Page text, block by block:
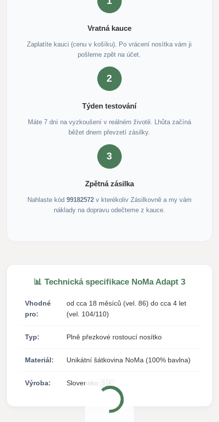
Vratná kauce
Zaplatíte kauci (cenu v košíku). Po vrácení nosítka vám ji
pošleme zpět na účet.
2
Týden testování
Máte 7 dní na vyzkoušení v reálném životě. Lhůta začíná
běžet dnem převzetí zásilky.
3
Zpětná zásilka
Nahlaste kód 99182572v kterékoliv Zásilkovně a my vám
náklady na dopravu odečteme z kauce.
📊 Technická specifikace NoMa Adapt 3
Vhodné
pro:
od cca 18 měsíců (vel. 86) do cca 4 let
(vel. 104/110)
Typ: Plně přezkové rostoucí nosítko
Materiál: Unikátní šátkovina NoMa (100% bavlna)
Výroba: Slovensko 🇸🇰